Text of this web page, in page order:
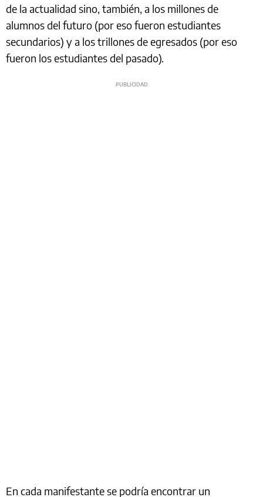
de la actualidad sino, también, a los millones de
alumnos del futuro (por eso fueron estudiantes
secundarios) y a los trillones de egresados (por eso
fueron los estudiantes del pasado).
En cada manifestante se podría encontrar un